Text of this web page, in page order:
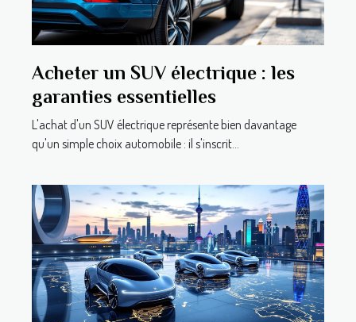
Acheter un SUV électrique : les
garanties essentielles
L'achat d'un SUV électrique représente bien davantage
qu'un simple choix automobile : il s'inscrit...